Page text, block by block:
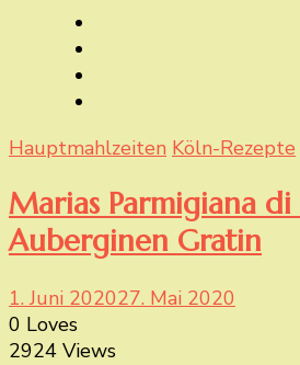
Hauptmahlzeiten Köln-Rezepte
Marias Parmigiana di
Auberginen Gratin
1. Juni 202027. Mai 2020
0 Loves
2924 Views